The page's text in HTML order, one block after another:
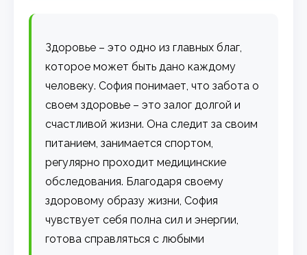
Здоровье – это одно из главных благ,
которое может быть дано каждому
человеку. София понимает, что забота о
своем здоровье – это залог долгой и
счастливой жизни. Она следит за своим
питанием, занимается спортом,
регулярно проходит медицинские
обследования. Благодаря своему
здоровому образу жизни, София
чувствует себя полна сил и энергии,
готова справляться с любыми